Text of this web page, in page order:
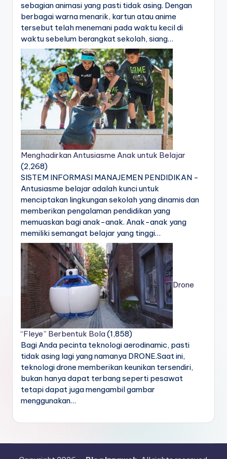
sebagian animasi yang pasti tidak asing. Dengan
berbagai warna menarik, kartun atau anime
tersebut telah menemani pada waktu kecil di
waktu sebelum berangkat sekolah, siang…
Menghadirkan Antusiasme Anak untuk Belajar
(2,268)
SISTEM INFORMASI MANAJEMEN PENDIDIKAN -
Antusiasme belajar adalah kunci untuk
menciptakan lingkungan sekolah yang dinamis dan
memberikan pengalaman pendidikan yang
memuaskan bagi anak-anak. Anak-anak yang
memiliki semangat belajar yang tinggi…
Drone
“Fleye” Berbentuk Bola(1,858)
Bagi Anda pecinta teknologi aerodinamic, pasti
tidak asing lagi yang namanya DRONE.Saat ini,
teknologi drone memberikan keunikan tersendiri,
bukan hanya dapat terbang seperti pesawat
tetapi dapat juga mengambil gambar
menggunakan…